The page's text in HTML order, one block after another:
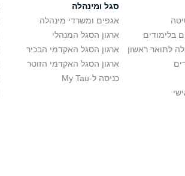
בלימודים
לתואר ראשון
סגל ומינהלה
אגפים ומשרדי מינהלה
ארגון הסגל המנהלי
ארגון הסגל האקדמי הבכיר
ארגון הסגל האקדמי הזוטר
כניסה ל-My Tau